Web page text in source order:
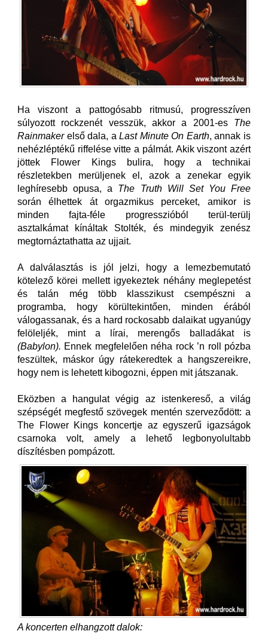
Ha viszont a pattogósabb ritmusú, progresszíven
súlyozott rockzenét vesszük, akkor a 2001-es The
Rainmakerelső dala, aLast Minute On Earth, annak is
nehézléptékű riffelése vitte a pálmát. Akik viszont azért
jöttek Flower Kings bulira, hogy a technikai
részletekben merüljenek el, azok a zenekar egyik
leghíresebb opusa, a The Truth Will Set You Free
során élhettek át orgazmikus perceket, amikor is
minden fajta-féle progresszióból terül-terülj
asztalkámat kínáltak Stolték, és mindegyik zenész
megtornáztathatta az ujjait.
A dalválasztás is jól jelzi, hogy a lemezbemutató
kötelező körei mellett igyekeztek néhány meglepetést
és talán még több klasszikust csempészni a
programba, hogy körültekintően, minden érából
válogassanak, és a hard rockosabb dalaikat ugyanúgy
felöleljék, mint a lírai, merengős balladákat is
(Babylon). Ennek megfelelően néha rock ’n roll pózba
feszültek, máskor úgy rátekeredtek a hangszereikre,
hogy nem is lehetett kibogozni, éppen mit játszanak.
Eközben a hangulat végig az istenkereső, a világ
szépségét megfestő szövegek mentén szerveződött: a
The Flower Kings koncertje az egyszerű igazságok
csarnoka volt, amely a lehető legbonyolultabb
díszítésben pompázott.
A koncerten elhangzott dalok: